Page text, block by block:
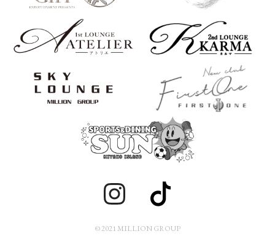
© 2021 MILLION GROUP